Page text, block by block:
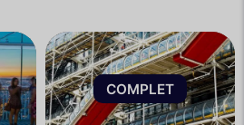
COMPLET